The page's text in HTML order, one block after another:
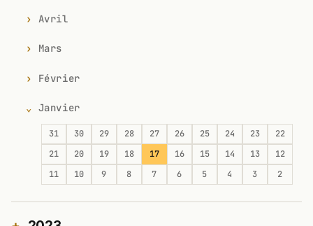
Avril
Mars
Février
Janvier
31 30 29 28 27 26 25 24 23
22
21
20 19 18 17 16 15 14 13
12
11
10 9 8 7 6 5 4 3 2